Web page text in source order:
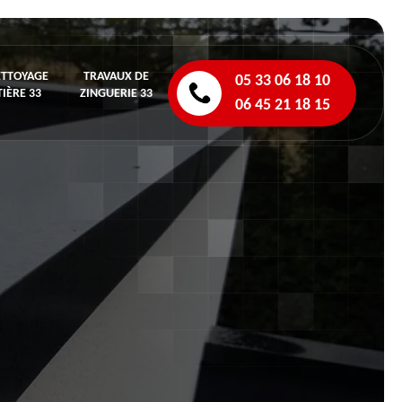
33
TRAVAUX DE
ZINGUERIE 33
05 33 06 18 10
06 45 21 18 15